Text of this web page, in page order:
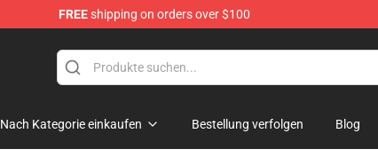
FREEshipping on orders over $100
Nach Kategorie einkaufen Bestellung verfolgen Blog